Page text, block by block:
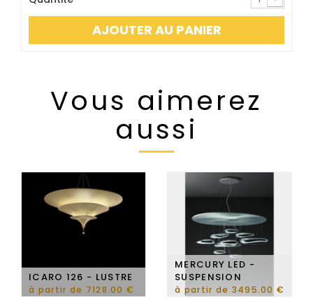
AJOUTER AU PANIER
Vous aimerez
aussi
ICARO 126 - LUSTRE
à partir de 7128.00 €
MERCURY LED -
SUSPENSION
à partir de 3495.00 €